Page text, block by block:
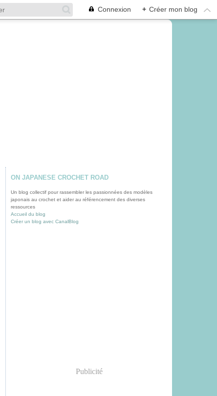
Connexion + Créer mon blog
ON JAPANESE CROCHET ROAD
Un blog collectif pour rassembler les passionnées des modèles
japonais au crochet et aider au référencement des diverses
ressources
Accueil du blog
Créer un blog avec CanalBlog
Publicité